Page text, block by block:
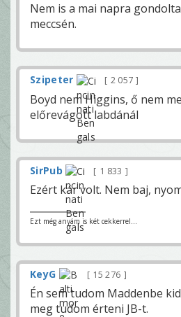
Nem is a mai napra
meccsén.
Szipeter 2 057
Boyd nem Higgins, ő nem
előrevágott labdánál
SirPub 1 833
Ezért kár volt. Nem baj,
Ezt még anyám is két cekkerrel...
KeyG 15 276
Én sem tudom Maddenbe
meg tudom érteni JB-t.